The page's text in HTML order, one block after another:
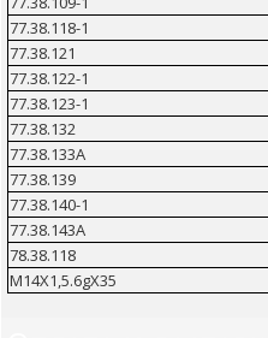
77.38.118-1
77.38.121
77.38.122-1
77.38.123-1
77.38.132
77.38.133А
77.38.139
77.38.140-1
77.38.143А
78.38.118
М14Х1,5.6gХ35